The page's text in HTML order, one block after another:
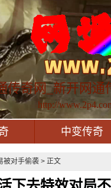
传奇网_新开网通
http://
中变传奇
被对手偷袭 > 正文